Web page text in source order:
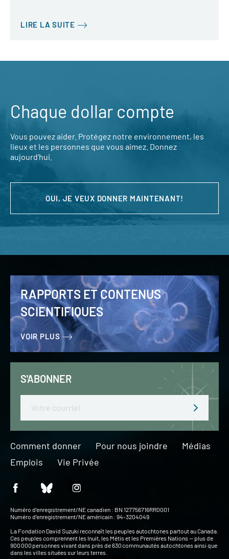
LIRE LA SUITE
Chaque dollar compte
Vous pouvez aider. Protégez notre environnement, les
lieux et les personnes que vous aimez. Donnez
aujourd’hui.
OUI, JE VEUX DONNER MAINTENANT!
RAPPORTS ET CONTENUS
SCIENTIFIQUES
VOIR PLUS
S'ABONNER
Comment donner Pour nous joindre
Médias
Emplois
Vie Privée
Numéro d’enregistrement/NE canadien : BN 127756716RR0001
Numéro d’enregistrement/NE américain : 94-3204049
La Fondation David Suzuki reconnaît les peuples autochtones partout au Canada.
Ces peuples comprennent les Inuit, les Métis et les Premières Nations — plus de
900 000 personnes vivant dans près de 630 communautés autochtones ainsi que
dans les villes situées sur leurs terres.